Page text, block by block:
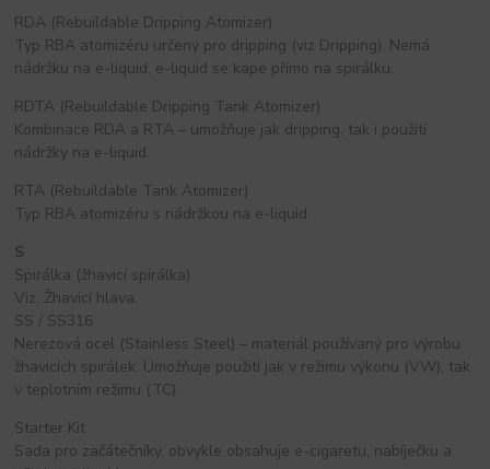
RDA (Rebuildable Dripping Atomizer)
Typ RBA atomizéru určený pro dripping (viz Dripping). Nemá
nádržku na e-liquid, e-liquid se kape přímo na spirálku.
RDTA (Rebuildable Dripping Tank Atomizer)
Kombinace RDA a RTA – umožňuje jak dripping, tak i použití
nádržky na e-liquid.
RTA (Rebuildable Tank Atomizer)
Typ RBA atomizéru s nádržkou na e-liquid.
S
Spirálka (žhavicí spirálka)
Viz. Žhavicí hlava.
SS / SS316
Nerezová ocel (Stainless Steel) – materiál používaný pro výrobu
žhavicích spirálek. Umožňuje použití jak v režimu výkonu (VW), tak
v teplotním režimu (TC).
Starter Kit
Sada pro začátečníky, obvykle obsahuje e-cigaretu, nabíječku a